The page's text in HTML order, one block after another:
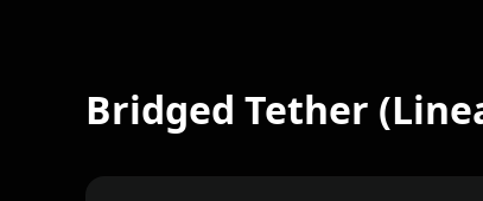
Bridged Tether